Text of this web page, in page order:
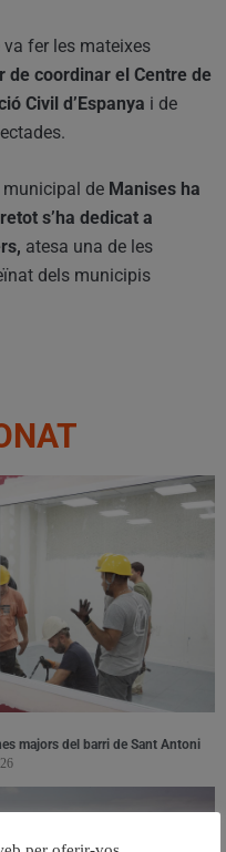
fer les mateixes
de coordinar el Centre de
Civil d’Espanya i de
de Manises ha
s’ha dedicat a
atesa una de les
dels municipis
majors del barri de Sant Antoni